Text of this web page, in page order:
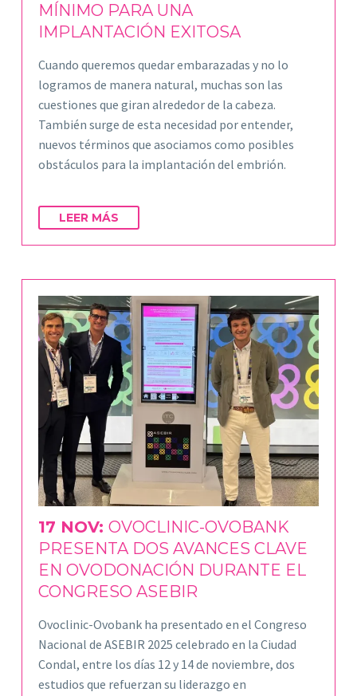
MÍNIMO PARA UNA
IMPLANTACIÓN EXITOSA
Cuando queremos quedar embarazadas y no lo
logramos de manera natural, muchas son las
cuestiones que giran alrededor de la cabeza.
También surge de esta necesidad por entender,
nuevos términos que asociamos como posibles
obstáculos para la implantación del embrión.
LEER MÁS
17 NOV: OVOCLINIC-OVOBANK
PRESENTA DOS AVANCES CLAVE
EN OVODONACIÓN DURANTE EL
CONGRESO ASEBIR
Ovoclinic-Ovobank ha presentado en el Congreso
Nacional de ASEBIR 2025 celebrado en la Ciudad
Condal, entre los días 12 y 14 de noviembre, dos
estudios que refuerzan su liderazgo en